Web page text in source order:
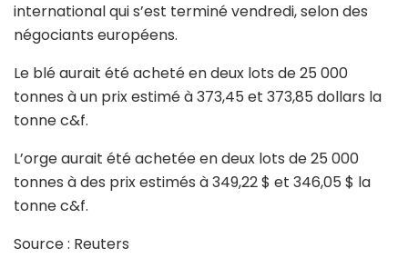
international qui s’est terminé vendredi, selon des
négociants européens.
Le blé aurait été acheté en deux lots de 25 000
tonnes à un prix estimé à 373,45 et 373,85 dollars la
tonne c&f.
L’orge aurait été achetée en deux lots de 25 000
tonnes à des prix estimés à 349,22 $ et 346,05 $ la
tonne c&f.
Source : Reuters